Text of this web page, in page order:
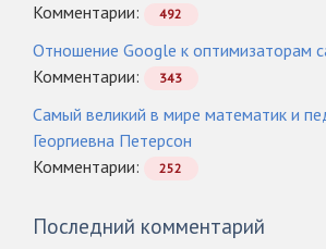
Комментарии:
492
Отношение Google к оптимизаторам
Комментарии:
343
Самый великий в мире математик и
Георгиевна Петерсон
Комментарии:
252
Последний комментарий